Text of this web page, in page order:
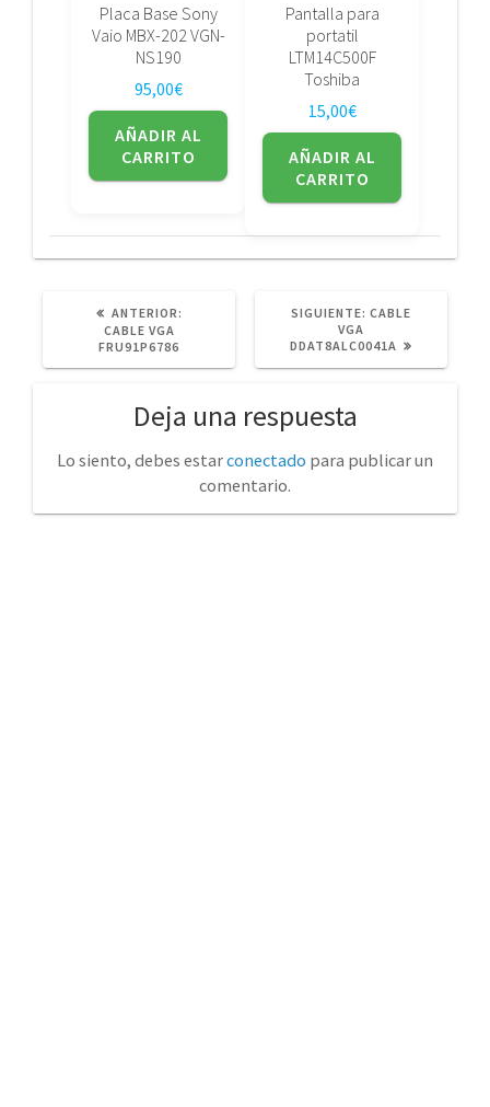
Placa Base Sony
Vaio MBX-202 VGN-
NS190
95,00€
AÑADIR AL
CARRITO
Pantalla para
portatil
LTM14C500F
Toshiba
15,00€
AÑADIR AL
CARRITO
ANTERIOR:
CABLE VGA
FRU91P6786
SIGUIENTE: SIGUIENTE
CABLE
VGA
DDAT8ALC0041A
Deja una respuesta
Lo siento, debes estarconectado para publicar un
comentario.